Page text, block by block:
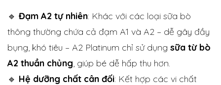
🔹 Đạm A2 tự nhiên: Khác với các loại sữa bò
thông thường chứa cả đạm A1 và A2 – dễ gây đầy
bụng, khó tiêu – A2 Platinum chỉ sử dụng sữa từ bò
A2 thuần chủng, giúp bé dễ hấp thu hơn.
🔹 Hệ dưỡng chất cân đối: Kết hợp các vi chất